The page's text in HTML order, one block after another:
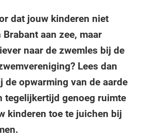
dat jouw kinderen niet
aan zee, maar
naar de zwemles bij de
Lees dan
de opwarming van de aarde
tegelijkertijd genoeg ruimte
kinderen toe te juichen bij